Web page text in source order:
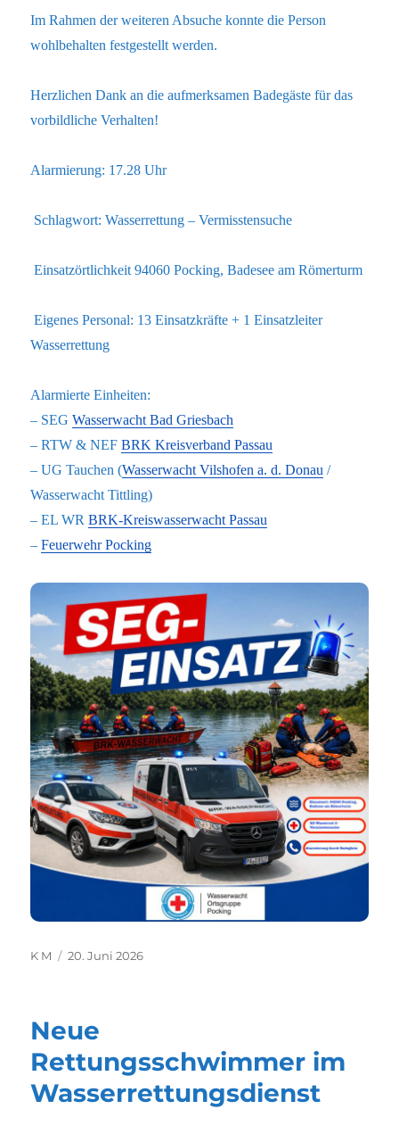
Im Rahmen der weiteren Absuche konnte die Person
wohlbehalten festgestellt werden.
Herzlichen Dank an die aufmerksamen Badegäste für das
vorbildliche Verhalten!
Alarmierung: 17.28 Uhr
Schlagwort: Wasserrettung – Vermisstensuche
Einsatzörtlichkeit 94060 Pocking, Badesee am Römerturm
Eigenes Personal: 13 Einsatzkräfte + 1 Einsatzleiter
Wasserrettung
Alarmierte Einheiten:
– SEGWasserwacht Bad Griesbach
– RTW & NEFBRK Kreisverband Passau
– UG Tauchen (Wasserwacht Vilshofen a. d. Donau /
Wasserwacht Tittling)
– EL WRBRK-Kreiswasserwacht Passau
–Feuerwehr Pocking
Autor
K M
Veröffentlicht
20. Juni 2026
Neue
Rettungsschwimmer im
Wasserrettungsdienst